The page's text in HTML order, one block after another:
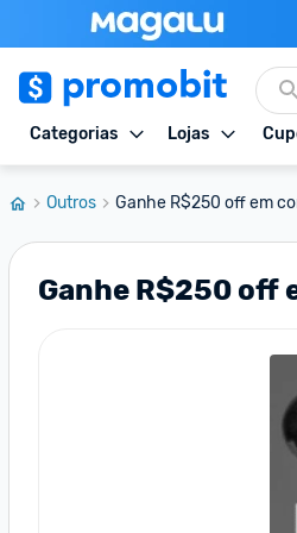
Categorias Lojas
Outros Ganhe R$250 off em
Ganhe R$250 off